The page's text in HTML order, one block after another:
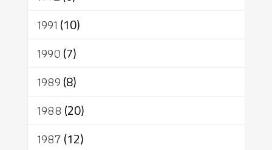
1991 (10)
1990(7)
1989(8)
1988 (20)
1987(12)